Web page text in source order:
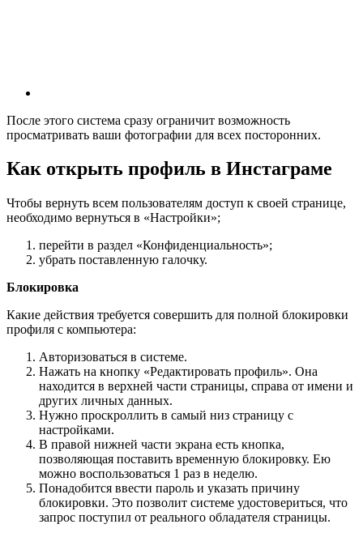
После этого система сразу ограничит возможность
просматривать ваши фотографии для всех посторонних.
Как открыть профиль в Инстаграме
Чтобы вернуть всем пользователям доступ к своей странице,
необходимо вернуться в «Настройки»;
перейти в раздел «Конфиденциальность»;
убрать поставленную галочку.
Блокировка
Какие действия требуется совершить для полной блокировки
профиля с компьютера:
Авторизоваться в системе.
Нажать на кнопку «Редактировать профиль». Она
находится в верхней части страницы, справа от имени и
других личных данных.
Нужно проскроллить в самый низ страницу с
настройками.
В правой нижней части экрана есть кнопка,
позволяющая поставить временную блокировку. Ею
можно воспользоваться 1 раз в неделю.
Понадобится ввести пароль и указать причину
блокировки. Это позволит системе удостовериться, что
запрос поступил от реального обладателя страницы.